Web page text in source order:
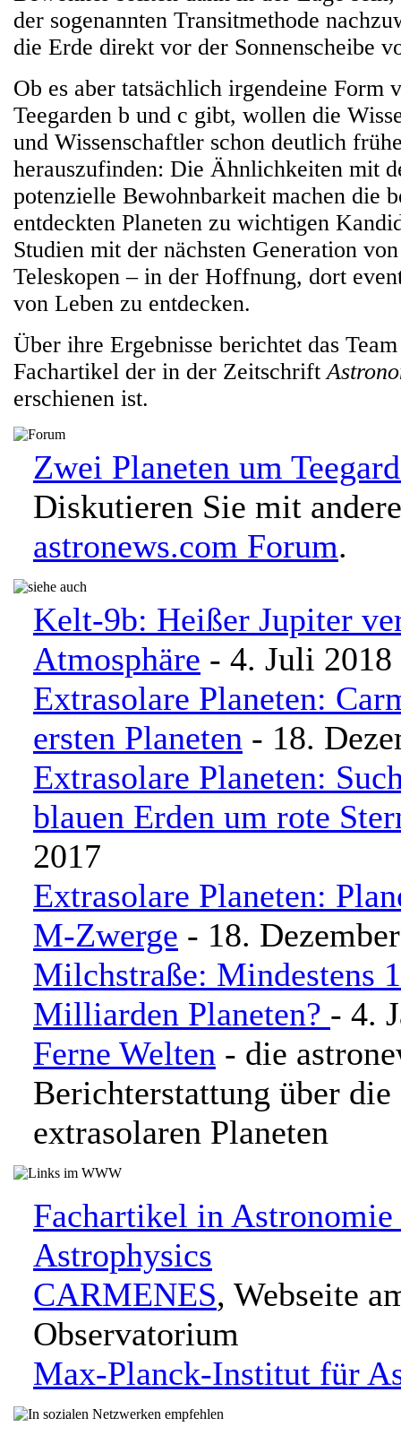
der sogenannten Transitmethode
die Erde direkt vor der Sonnenscheibe
Ob es aber tatsächlich irgendeine Form
Teegarden b und c gibt, wollen die
und Wissenschaftler schon deutlich
herauszufinden: Die Ähnlichkeiten mit
potenzielle Bewohnbarkeit machen die
entdeckten Planeten zu wichtigen
Studien mit der nächsten Generation
Teleskopen – in der Hoffnung, dort
von Leben zu entdecken.
Über ihre Ergebnisse berichtet das
Fachartikel der in der Zeitschrift
erschienen ist.
Zwei Planeten um
Diskutieren Sie mit
astronews.com Forum.
Kelt-9b: Heißer Jupiter
Atmosphäre - 4. Juli 2018
Extrasolare Planeten:
ersten Planeten - 18.
Extrasolare Planeten:
blauen Erden um rote
2017
Extrasolare Planeten:
M-Zwerge - 18.
Milchstraße: Mindestens
Milliarden Planeten? - 4.
Ferne Welten - die
Berichterstattung über die
extrasolaren Planeten
Fachartikel in
Astrophysics
CARMENES, Webseite
Observatorium
Max-Planck-Institut für